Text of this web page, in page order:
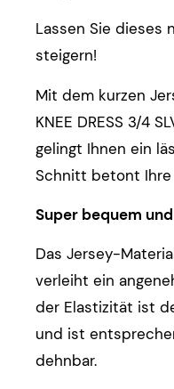
Lassen Sie dieses
steigern!
Mit dem kurzen
KNEE DRESS 3/4
gelingt Ihnen ein
Schnitt betont Ihre
Super bequem
Das Jersey-
verleiht ein
der Elastizität ist
und ist
dehnbar.